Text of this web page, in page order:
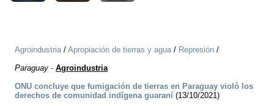
Agroindustria/ Apropiación de tierras y agua/ Represión /
Paraguay - Agroindustria
ONU concluye que fumigación de tierras en Paraguay violó los
derechos de comunidad indígena guaraní (13/10/2021)